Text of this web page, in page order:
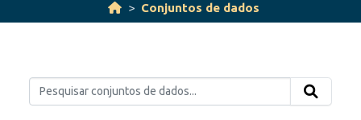
Conjuntos de dados